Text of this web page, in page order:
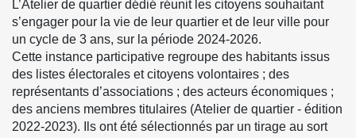
L’Atelier de quartier dédié réunit les citoyens souhaitant
s’engager pour la vie de leur quartier et de leur ville pour
un cycle de 3 ans, sur la période 2024-2026.
Cette instance participative regroupe des habitants issus
des listes électorales et citoyens volontaires ; des
représentants d’associations ; des acteurs économiques ;
des anciens membres titulaires (Atelier de quartier - édition
2022-2023). Ils ont été sélectionnés par un tirage au sort